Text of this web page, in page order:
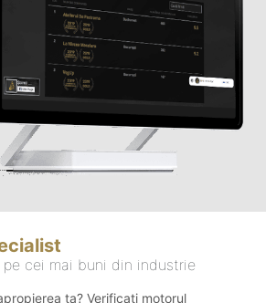
pe cei mai buni din industrie
ta? Verificați motorul